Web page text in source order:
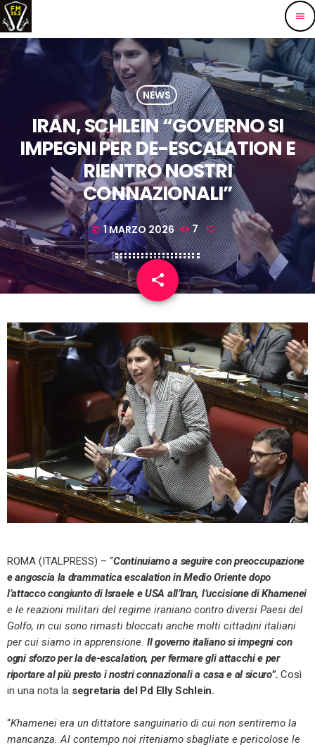
menu
NEWS
IRAN, SCHLEIN “GOVERNO SI
IMPEGNI PER DE-ESCALATION E
RIENTRO NOSTRI
CONNAZIONALI”
today 1 MARZO 2026 7
share
email
ROMA (ITALPRESS) – “Continuiamo a seguire con preoccupazione
e angoscia la drammatica escalation in Medio Oriente dopo
l’attacco congiunto di Israele e USA all’Iran, l’uccisione di Khamenei
e le reazioni militari del regime iraniano contro diversi Paesi del
Golfo, in cui sono rimasti bloccati anche molti cittadini italiani
per cui siamo in apprensione. Il governo italiano si impegni con
ogni sforzo per la de-escalation, per fermare gli attacchi e per
riportare al più presto i nostri connazionali a casa e al sicuro”. Così
in una nota la segretaria del Pd Elly Schlein.
“Khamenei era un dittatore sanguinario di cui non sentiremo la
mancanza. Al contempo noi riteniamo sbagliate e pericolose le